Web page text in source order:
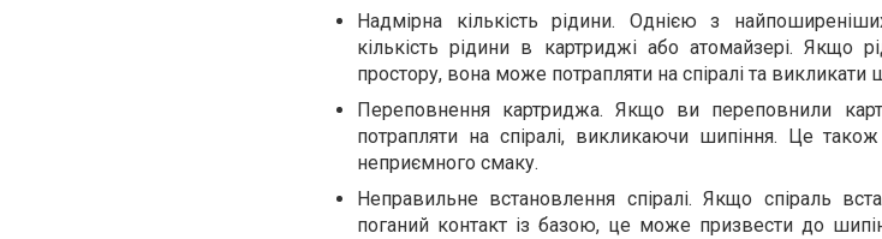
Надмірна кількість рідини. Однією з
кількість рідини в картриджі або атомайзері. Якщо
простору, вона може потрапляти на спіралі та викликати
Переповнення картриджа. Якщо ви переповнили
потрапляти на спіралі, викликаючи шипіння. Це
неприємного смаку.
Неправильне встановлення спіралі. Якщо спіраль
поганий контакт із базою, це може призвести до